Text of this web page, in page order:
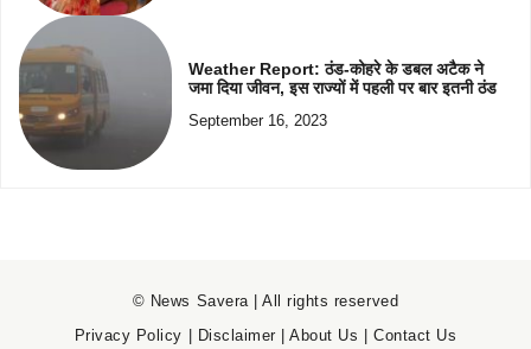
Weather Report: ठंड-कोहरे के डबल अटैक ने
जमा दिया जीवन, इस राज्यों में पहली पर बार इतनी ठंड
September 16, 2023
© News Savera | All rights reserved
Privacy Policy | Disclaimer |About Us |Contact Us